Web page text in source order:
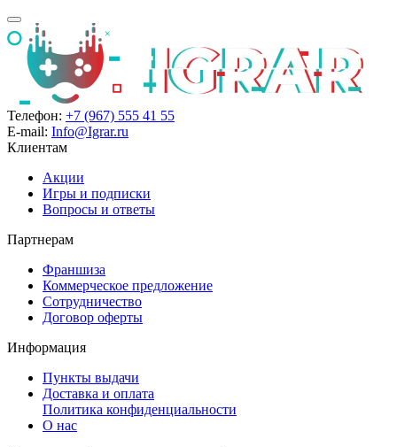
Телефон: +7 (967) 555 41 55
E-mail: Info@Igrar.ru
Клиентам
Акции
Игры и подписки
Вопросы и ответы
Партнерам
Франшиза
Коммерческое предложение
Сотрудничество
Договор оферты
Информация
Пункты выдачи
Доставка и оплата
Политика конфиденциальности
О нас